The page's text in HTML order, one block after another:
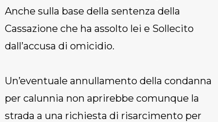
Anche sulla base della sentenza della
Cassazione che ha assolto lei e Sollecito
dall’accusa di omicidio.
Un’eventuale annullamento della condanna
per calunnia non aprirebbe comunque la
strada a una richiesta di risarcimento per